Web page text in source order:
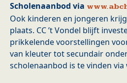
Scholenaanbod via
Ook kinderen en jongeren
plaats. CC ’t Vondel blijft
prikkelende voorstellingen
van kleuter tot secundair
scholenaanbod is te vinden via